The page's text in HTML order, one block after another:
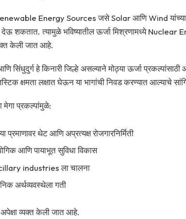
Energy Sources जसे Solar आणि Wind
देऊ शकतात. त्यामुळे भविष्यातील ऊर्जा मिश्रणामध्ये Nuclear
केली जात आहे.
आणि सिंधुदुर्ग हे किनारी जिल्हे असल्याने मोठ्या ऊर्जा
क्षमता लक्षात घेऊन या भागांची निवड करण्यात आल्याचे
मेगा प्रकल्पांमुळे:
प्रमाणावर थेट आणि अप्रत्यक्ष रोजगारनिर्मिती
आणि पायाभूत सुविधा विकास
industries ला चालना
अर्थव्यवस्थेला गती
अपेक्षा व्यक्त केली जात आहे.